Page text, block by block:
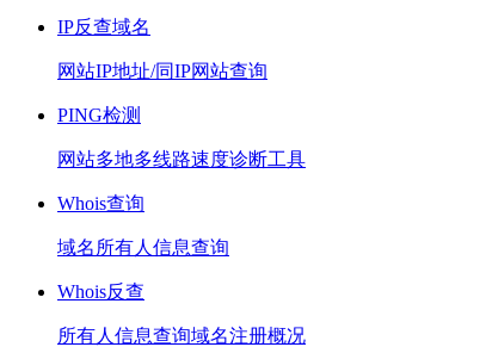
IP反查域名
网站IP地址/同IP网站查询
PING检测
网站多地多线路速度诊断工具
Whois查询
域名所有人信息查询
Whois反查
所有人信息查询域名注册概况